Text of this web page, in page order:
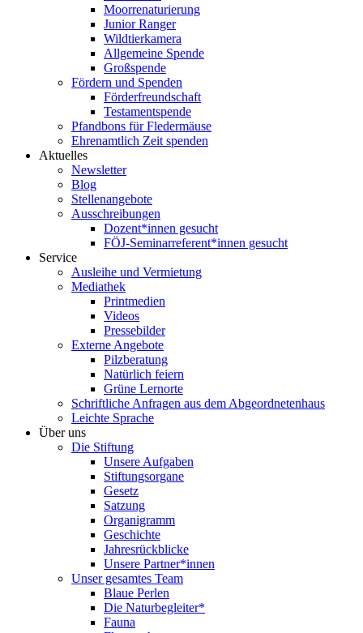
Moorrenaturierung
Junior Ranger
Wildtierkamera
Allgemeine Spende
Großspende
Fördern und Spenden
Förderfreundschaft
Testamentspende
Pfandbons für Fledermäuse
Ehrenamtlich Zeit spenden
Aktuelles
Newsletter
Blog
Stellenangebote
Ausschreibungen
Dozent*innen gesucht
FÖJ-Seminarreferent*innen gesucht
Service
Ausleihe und Vermietung
Mediathek
Printmedien
Videos
Pressebilder
Externe Angebote
Pilzberatung
Natürlich feiern
Grüne Lernorte
Schriftliche Anfragen aus dem Abgeordnetenhaus
Leichte Sprache
Über uns
Die Stiftung
Unsere Aufgaben
Stiftungsorgane
Gesetz
Satzung
Organigramm
Geschichte
Jahresrückblicke
Unsere Partner*innen
Unser gesamtes Team
Blaue Perlen
Die Naturbegleiter*
Fauna